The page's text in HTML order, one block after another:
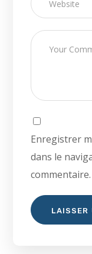
Enregistrer
dans le
commentaire.